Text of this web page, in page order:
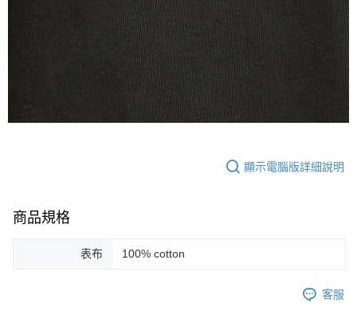
顯示電腦版詳細說明
商品規格
表布 100% cotton
客服